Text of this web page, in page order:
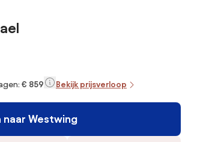
€ 859 Bekijk prijsverloop
naar Westwing